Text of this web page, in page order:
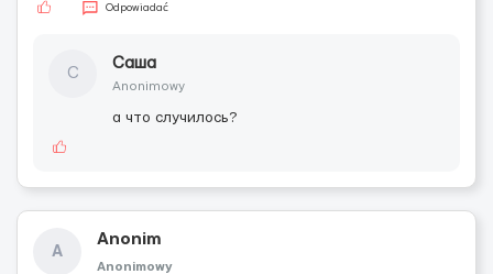
Odpowiadać
С
Саша
Anonimowy
а что случилось?
A
Anonim
Anonimowy